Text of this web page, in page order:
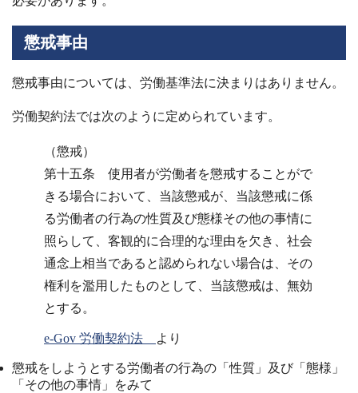
懲戒事由
懲戒事由については、労働基準法に決まりはありません。
労働契約法では次のように定められています。
（懲戒）
第十五条 使用者が労働者を懲戒することがで
きる場合において、当該懲戒が、当該懲戒に係
る労働者の行為の性質及び態様その他の事情に
照らして、客観的に合理的な理由を欠き、社会
通念上相当であると認められない場合は、その
権利を濫用したものとして、当該懲戒は、無効
とする。
e-Gov 労働契約法 より
懲戒をしようとする労働者の行為の「性質」及び「態様」
「その他の事情」をみて